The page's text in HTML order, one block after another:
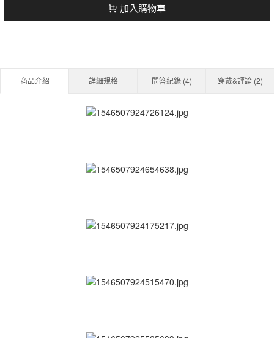
加入購物車
商品介紹 詳細規格 問答紀錄 (4) 穿戴&評論 (2)